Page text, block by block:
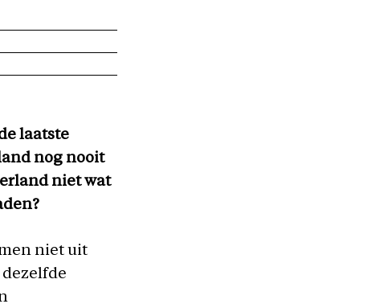
laatste
nog nooit
niet wat
niet uit